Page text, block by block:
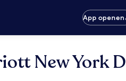
App openen
New York